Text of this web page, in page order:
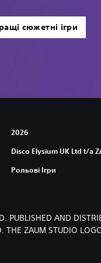
сюжетні ігри
2026
Disco Elysium UK Ltd t/a
Рольові Ігри
PUBLISHED AND
THE ZAUM STUDIO